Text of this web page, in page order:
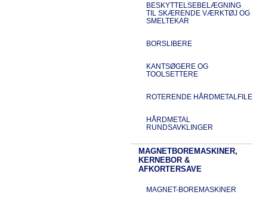
BESKYTTELSEBELÆGNING
TIL SKÆRENDE VÆRKTØJ OG
SMELTEKAR
BORSLIBERE
KANTSØGERE OG
TOOLSETTERE
ROTERENDE HÅRDMETALFILE
HÅRDMETAL
RUNDSAVKLINGER
MAGNETBOREMASKINER,
KERNEBOR &
AFKORTERSAVE
MAGNET-BOREMASKINER